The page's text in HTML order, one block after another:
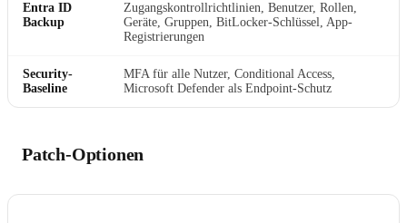
Entra ID
Backup
Zugangskontrollrichtlinien, Benutzer, Rollen,
Geräte, Gruppen, BitLocker-Schlüssel, App-
Registrierungen
Security-
Baseline
MFA für alle Nutzer, Conditional Access,
Microsoft Defender als Endpoint-Schutz
Patch-Optionen